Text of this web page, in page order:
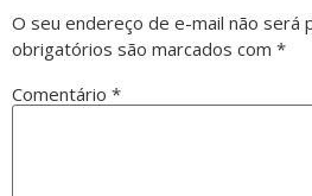
O seu endereço de e-mail não será
obrigatórios são marcados com *
Comentário *